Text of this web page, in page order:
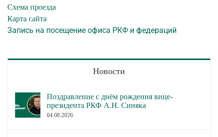
Схема проезда
Карта сайта
Запись на посещение офиса РКФ и федераций
Новости
Поздравление с днём рождения вице-
президента РКФ А.Н. Синяка
04.08.2026